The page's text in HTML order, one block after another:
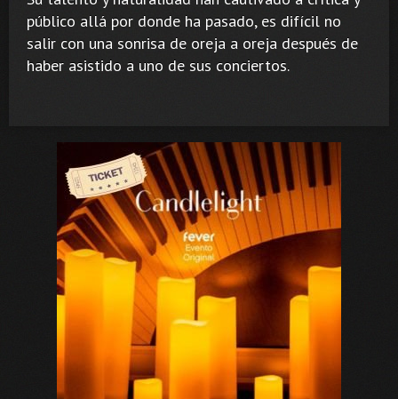
público allá por donde ha pasado, es difícil no
salir con una sonrisa de oreja a oreja después de
haber asistido a uno de sus conciertos.